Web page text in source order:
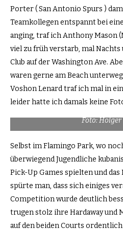
Porter ( San Antonio Spurs )
Teamkollegen entspannt bei
anging, traf ich Anthony Mason
viel zu früh verstarb, mal Nachts
Club auf der Washington Ave.
waren gerne am Beach
Voshon Lenard traf ich mal in
leider hatte ich damals keine
Foto:
Selbst im Flamingo Park, wo
überwiegend Jugendliche
Pick-Up Games spielten und
spürte man, dass sich einiges
Competition wurde deutlich
trugen stolz ihre Hardaway und
auf den beiden Courts